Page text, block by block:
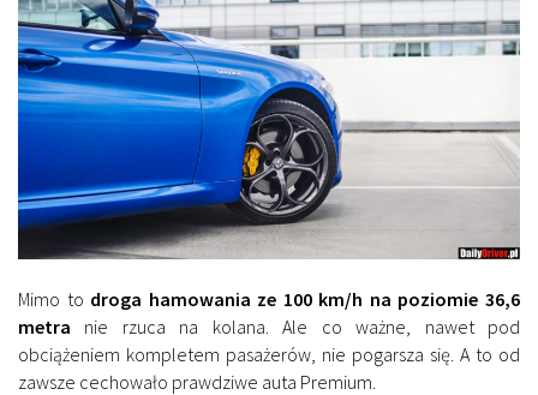
Mimo to droga hamowania ze 100 km/h na poziomie 36,6
metra nie rzuca na kolana. Ale co ważne, nawet pod
obciążeniem kompletem pasażerów, nie pogarsza się. A to od
zawsze cechowało prawdziwe auta Premium.